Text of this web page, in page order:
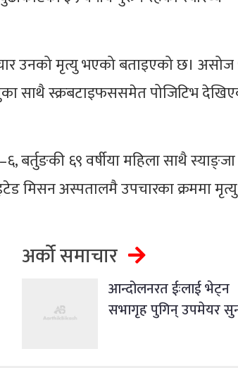
उनको मृत्यु भएको बताइएको छ।
साथै स्क्रबटाइफससमेत पोजिटिभ
६९ वर्षीया महिला साथै स्याङ्जा
मिसन अस्पतालमै उपचारका क्रममा मृत्यु
अर्को समाचार
आन्दोलनरत ईःलाई भेट्न
सभागृह पुगिन् उपमेयर